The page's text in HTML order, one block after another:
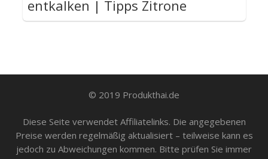
entkalken | Tipps Zitrone
© 2019 Produkthai.de
Diese Seite verwendet Affiliatelinks. Die angegebenen
Preise werden regelmäßig aktualisiert – teilweise kann es
jedoch zu Abweichungen kommen. Bitte prüfen Sie immer